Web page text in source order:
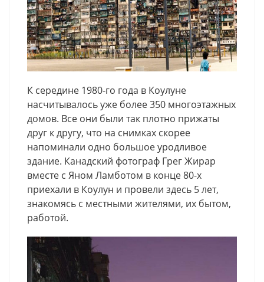
К середине 1980-го года в Коулуне
насчитывалось уже более 350 многоэтажных
домов. Все они были так плотно прижаты
друг к другу, что на снимках скорее
напоминали одно большое уродливое
здание. Канадский фотограф Грег Жирар
вместе с Яном Ламботом в конце 80-х
приехали в Коулун и провели здесь 5 лет,
знакомясь с местными жителями, их бытом,
работой.